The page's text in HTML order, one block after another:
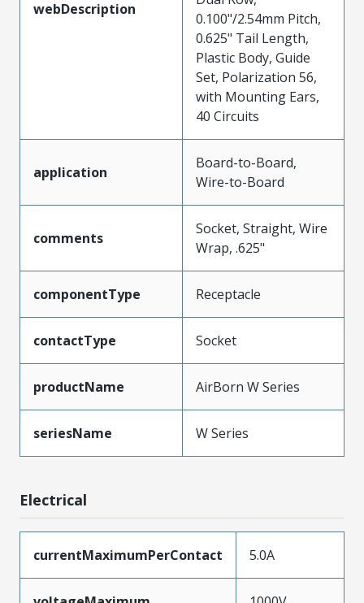
webDescription
0.100"/2.54mm Pitch,
0.625" Tail Length,
Plastic Body, Guide
Set, Polarization 56,
with Mounting Ears,
40 Circuits
application
Board-to-Board,
Wire-to-Board
comments
Socket, Straight, Wire
Wrap, .625"
componentType Receptacle
contactType Socket
productName AirBorn W Series
seriesName W Series
Electrical
currentMaximumPerContact 5.0A